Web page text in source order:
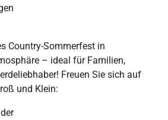
Country-Sommerfest in
– ideal für Familien,
Freuen Sie sich auf
und Klein: